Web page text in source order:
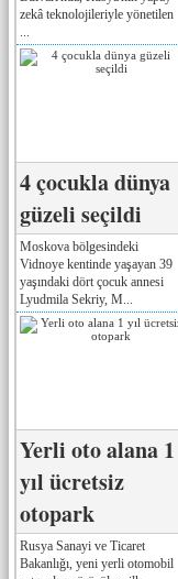
zekâ teknolojileriyle yönetilen
4 çocukla dünya
güzeli seçildi
Moskova bölgesindeki
Vidnoye kentinde yaşayan 39
yaşındaki dört çocuk annesi
Lyudmila Sekriy, M...
Yerli oto alana 1
yıl ücretsiz
otopark
Rusya Sanayi ve Ticaret
Bakanlığı, yeni yerli otomobil